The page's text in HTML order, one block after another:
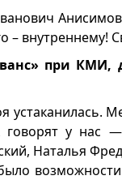
– внутреннему!
при КМИ,
говорят у нас
Наталья